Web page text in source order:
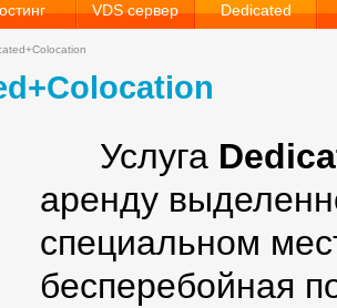
VDS сервер Dedicated
Услуга
аренду
специальном
бесперебойная